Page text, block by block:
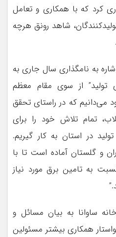
کرد که با همکاری و تعامل
شاهد رونق هرچه
به نامگذاری سال جاری به
تولید” از سوی مقام معظم
می‌دانیم که در راستای تحقق
تمام تلاش خود را برای
در استان به کار گیریم.
و گلستان آماده است تا با
به تامین برق مورد نیاز
ساوانا به بیان مسائل و
همکاری بیشتر مسئولین